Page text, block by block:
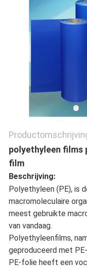
GEVALLEN
BLOG
polyethyleen films
film
Beschrijving:
Polyethyleen (PE), is
macromoleculaire
meest gebruikte
van vandaag.
Polyethyleenfilms,
geproduceerd met
PE-folie heeft een